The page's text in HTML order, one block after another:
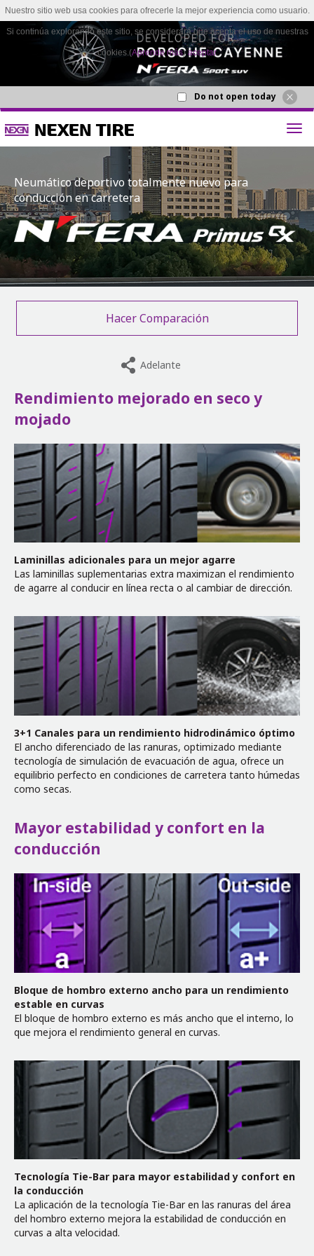
Nuestro sitio web usa cookies para ofrecerle la mejor experiencia como usuario.
Si continúa explorando este sitio, se considerará que acepta el uso de nuestras
cookies.(Aprende más)aceptar
Do not open today
Neumático deportivo totalmente nuevo para
conducción en carretera
Hacer Comparación
Adelante
Rendimiento mejorado en seco y
mojado
Laminillas adicionales para un mejor agarre
Las laminillas suplementarias extra maximizan el rendimiento
de agarre al conducir en línea recta o al cambiar de dirección.
3+1 Canales para un rendimiento hidrodinámico óptimo
El ancho diferenciado de las ranuras, optimizado mediante
tecnología de simulación de evacuación de agua, ofrece un
equilibrio perfecto en condiciones de carretera tanto húmedas
como secas.
Mayor estabilidad y confort en la
conducción
Bloque de hombro externo ancho para un rendimiento
estable en curvas
El bloque de hombro externo es más ancho que el interno, lo
que mejora el rendimiento general en curvas.
Tecnología Tie-Bar para mayor estabilidad y confort en
la conducción
La aplicación de la tecnología Tie-Bar en las ranuras del área
del hombro externo mejora la estabilidad de conducción en
curvas a alta velocidad.